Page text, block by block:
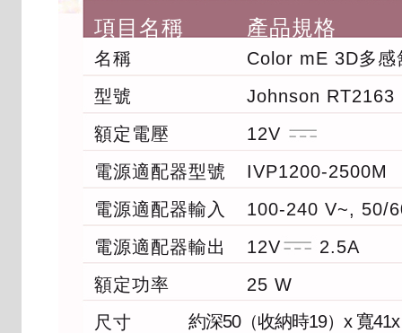
項目名稱
名稱
型號
額定電壓
電源適配器型號
電源適配器輸入
電源適配器輸出
額定功率
尺寸
產品規格
Color mE 3D多感
Johnson RT2163
12V
IVP1200-2500M
100-240 V~, 50/
12V
2.5A
25 W
約深50（收納時19）x 寬